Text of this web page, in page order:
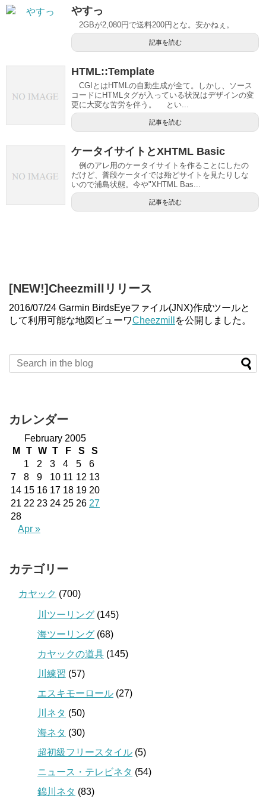
やすっ
2GBが2,080円で送料200円とな。安かねぇ。
記事を読む
HTML::Template
CGIとはHTMLの自動生成が全て。しかし、ソース
コードにHTMLタグが入っている状況はデザインの変
更に大変な苦労を伴う。 とい...
記事を読む
ケータイサイトとXHTML Basic
例のアレ用のケータイサイトを作ることにしたの
だけど、普段ケータイでは殆どサイトを見たりしな
いので浦島状態。今や"XHTML Bas...
記事を読む
[NEW!]Cheezmillリリース
2016/07/24 Garmin BirdsEyeファイル(JNX)作成ツールと
して利用可能な地図ビューワCheezmill を公開しました。
カレンダー
February 2005
M
T W T F S
S
1
2 3 4 5
6
7
8 9 10 11 12 13
14 15 16 17 18 19 20
21 22 23 24 25 26 27
28
Apr »
カテゴリー
カヤック (700)
川ツーリング (145)
海ツーリング (68)
カヤックの道具 (145)
川練習 (57)
エスキモーロール (27)
川ネタ (50)
海ネタ (30)
超初級フリースタイル (5)
ニュース・テレビネタ (54)
錦川ネタ (83)